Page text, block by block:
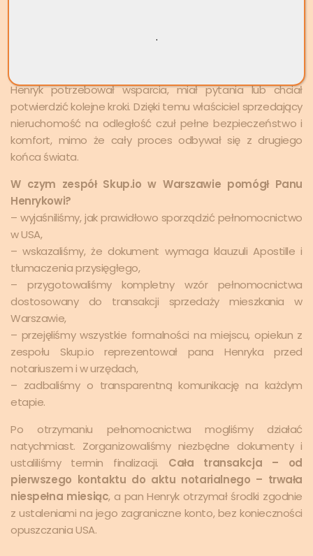
panem Henrykiem wszystkie kwestie związane z
Henryk potrzebował wsparcia, miał pytania lub chciał
potwierdzić kolejne kroki. Dzięki temu właściciel sprzedający
nieruchomość na odległość czuł pełne bezpieczeństwo i
komfort, mimo że cały proces odbywał się z drugiego
końca świata.
W czym zespół Skup.io w Warszawie pomógł Panu
Henrykowi?
– wyjaśniliśmy, jak prawidłowo sporządzić pełnomocnictwo
w USA,
– wskazaliśmy, że dokument wymaga klauzuli Apostille i
tłumaczenia przysięgłego,
– przygotowaliśmy kompletny wzór pełnomocnictwa
dostosowany do transakcji sprzedaży mieszkania w
Warszawie,
– przejęliśmy wszystkie formalności na miejscu, opiekun z
zespołu Skup.io reprezentował pana Henryka przed
notariuszem i w urzędach,
– zadbaliśmy o transparentną komunikację na każdym
etapie.
Po otrzymaniu pełnomocnictwa mogliśmy działać
natychmiast. Zorganizowaliśmy niezbędne dokumenty i
ustaliliśmy termin finalizacji. Cała transakcja – od
pierwszego kontaktu do aktu notarialnego – trwała
niespełna miesiąc, a pan Henryk otrzymał środki zgodnie
z ustaleniami na jego zagraniczne konto, bez konieczności
opuszczania USA.
.